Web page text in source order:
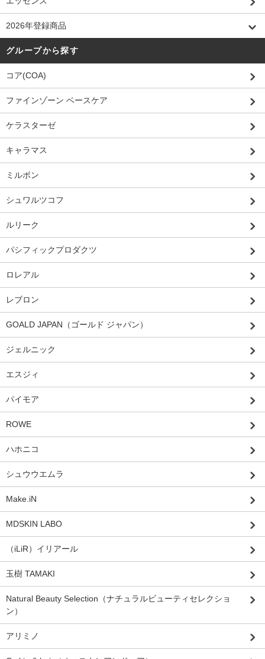
2026年登録商品
グループから探す
コア(COA)
ファインゾーン ベースケア
ケラスターゼ
キャラマス
ミルボン
シュワルツコフ
ルリーク
パシフィックプロダクツ
ロレアル
レブロン
GOALD JAPAN（ゴールド ジャパン）
ジェルニック
エスジィ
パイモア
ROWE
ハホニコ
シュウウエムラ
Make.iN
MDSKIN LABO
（iLiR）イリアール
玉樹 TAMAKI
Natural Beauty Selection（ナチュラルビューティセレクショ
ン）
アリミノ